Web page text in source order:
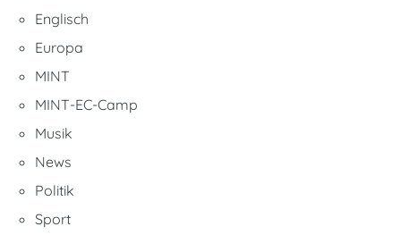
Englisch
Europa
MINT
MINT-EC-Camp
Musik
News
Politik
Sport